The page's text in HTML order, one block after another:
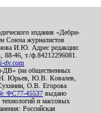
издания «Дебри-
Союза журналистов
И.Ю. Адрес редакции:
88-46, т./ф.84212296081.
dv.com
ДВ» (на общественных
Юрьев, Ю.В. Ковалев,
О.В. Егорова
ФС77-45537 выдано
и массовых
Российская